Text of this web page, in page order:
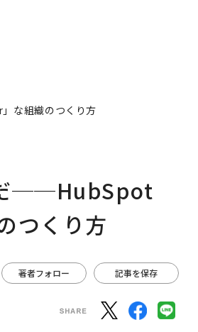
な組織のつくり方
だ──HubSpot
つくり方
著者フォロー 記事を保存